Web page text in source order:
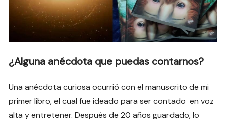
¿Alguna anécdota que puedas contarnos?
Una anécdota curiosa ocurrió con el manuscrito de mi
primer libro, el cual fue ideado para ser contado en voz
alta y entretener. Después de 20 años guardado, lo